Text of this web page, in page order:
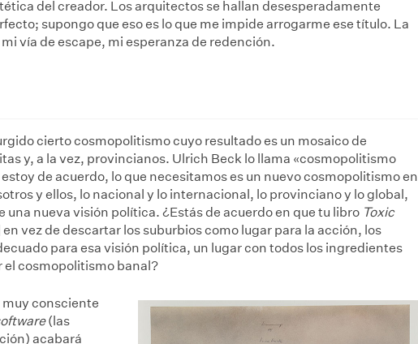
del creador. Los arquitectos se hallan desesperadamente
supongo que eso es lo que me impide arrogarme ese título. La
vía de escape, mi esperanza de redención.
cierto cosmopolitismo cuyo resultado es un mosaico de
y, a la vez, provincianos. Ulrich Beck lo llama «cosmopolitismo
de acuerdo, lo que necesitamos es un nuevo cosmopolitismo en
y ellos, lo nacional y lo internacional, lo provinciano y lo global,
una nueva visión política. ¿Estás de acuerdo en que tu libro Toxic
vez de descartar los suburbios como lugar para la acción, los
para esa visión política, un lugar con todos los ingredientes
cosmopolitismo banal?
muy consciente
(las
acabará